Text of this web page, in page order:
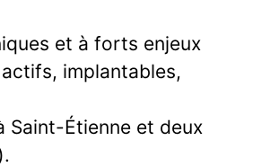
et à forts enjeux
implantables,
Saint-Étienne et deux